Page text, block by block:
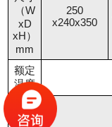
（W
xD
xH）
mm
250
x240x350
额定
温度
工作
温度